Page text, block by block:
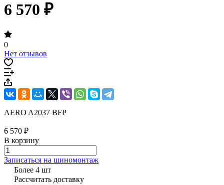
6 570 ₽
0
Нет отзывов
AERO A2037 BFP
6 570 ₽
В корзину
Записаться на шиномонтаж
Более 4 шт
Рассчитать доставку